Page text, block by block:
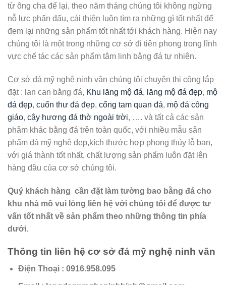
từ ông cha để lại, theo năm tháng chúng tôi không ngừng
nỗ lực phấn đấu, cải thiện luôn tìm ra những gì tốt nhất để
đem lại những sản phẩm tốt nhất tới khách hàng. Hiện nay
chúng tôi là một trong những cơ sở đi tiên phong trong lĩnh
vực chế tác các sản phẩm tâm linh bằng đá tự nhiên.
Cơ sở đá mỹ nghệ ninh vân chúng tôi chuyên thi công lắp
đặt : lan can bằng đá, Khu lăng mộ đá, lăng mộ đá đẹp, mộ
đá đẹp, cuốn thư đá đẹp, cổng tam quan đá, mộ đá công
giáo, cây hương đá thờ ngoài trời, …. và tất cả các sản
phâm khác bằng đá trên toàn quốc, với nhiều mẫu sản
phẩm đá mỹ nghệ đẹp,kích thước hợp phong thủy lỗ ban,
với giá thành tốt nhất, chất lượng sản phẩm luôn đặt lên
hàng đầu của cơ sở chúng tôi.
Quý khách hàng cần đặt làm tường bao bằng đá cho
khu nhà mồ vui lòng liên hệ với chúng tôi để được tư
vấn tốt nhất về sản phẩm theo những thông tin phía
dưới.
Thông tin liên hệ cơ sở đá mỹ nghệ ninh vân
Điện Thoại : 0916.958.095